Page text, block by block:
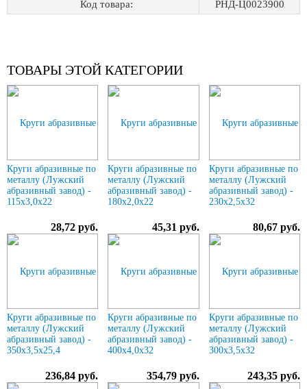
Код товара: РНД-Ц0023900
ТОВАРЫ ЭТОЙ КАТЕГОРИИ
Круги абразивные по
металлу (Лужский
абразивный завод) -
115х3,0х22
28,72 руб.
Круги абразивные по
металлу (Лужский
абразивный завод) -
180х2,0х22
45,31 руб.
Круги абразивные по
металлу (Лужский
абразивный завод) -
230х2,5х32
80,67 руб.
Круги абразивные по
металлу (Лужский
абразивный завод) -
350х3,5х25,4
236,84 руб.
Круги абразивные по
металлу (Лужский
абразивный завод) -
400х4,0х32
354,79 руб.
Круги абразивные по
металлу (Лужский
абразивный завод) -
300х3,5х32
243,35 руб.